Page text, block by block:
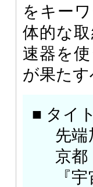
をキー
体的な
速器を
が果た
■ タイ
先
京都
『